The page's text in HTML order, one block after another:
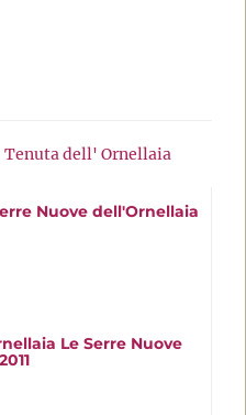
Tenuta dell' Ornellaia
Nuove dell'Ornellaia
Le Serre Nuove